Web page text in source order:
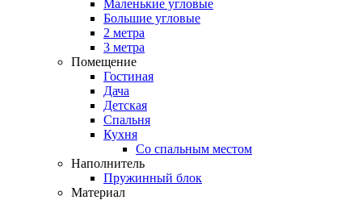
Маленькие угловые
Большие угловые
2 метра
3 метра
Помещение
Гостиная
Дача
Детская
Спальня
Кухня
Со спальным местом
Наполнитель
Пружинный блок
Материал